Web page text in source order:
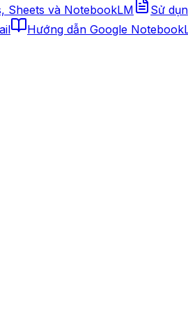
Sheets và NotebookLM Sử
Hướng dẫn Google